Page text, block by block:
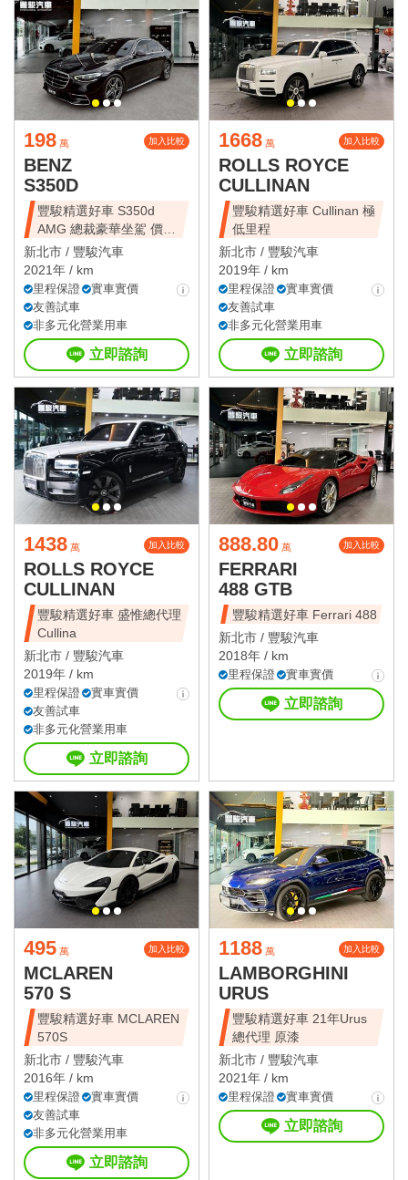
198 萬 加入比較
BENZ
S350D
豐駿精選好車 S350d
AMG 總裁豪華坐駕 價錢
十分甜美
新北市 / 豐駿汽車
2021年 / km
里程保證
實車實價
友善試車
非多元化營業用車
立即諮詢
1668 萬 加入比較
ROLLS ROYCE
CULLINAN
豐駿精選好車 Cullinan 極
低里程
新北市 / 豐駿汽車
2019年 / km
里程保證
實車實價
友善試車
非多元化營業用車
立即諮詢
1438 萬 加入比較
ROLLS ROYCE
CULLINAN
豐駿精選好車 盛惟總代理
Cullina
新北市 / 豐駿汽車
2019年 / km
里程保證
實車實價
友善試車
非多元化營業用車
立即諮詢
888.80 萬 加入比較
FERRARI
488 GTB
豐駿精選好車 Ferrari 488
新北市 / 豐駿汽車
2018年 / km
里程保證 實車實價
立即諮詢
495 萬 加入比較
MCLAREN
570 S
豐駿精選好車 MCLAREN
570S
新北市 / 豐駿汽車
2016年 / km
里程保證
實車實價
友善試車
非多元化營業用車
立即諮詢
1188 萬 加入比較
LAMBORGHINI
URUS
豐駿精選好車 21年Urus
總代理 原漆
新北市 / 豐駿汽車
2021年 / km
里程保證 實車實價
立即諮詢